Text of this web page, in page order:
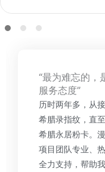
“最为难忘的，
服务态度”
历时两年多，从
希腊录指纹，直
希腊永居粉卡。
项目团队专业、
全力支持，帮助